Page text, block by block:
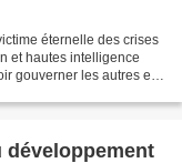
éternelle des crises
et hautes intelligence
gouverner les autres est
développement